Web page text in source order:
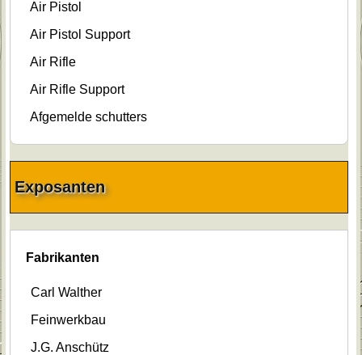
Air Pistol
Air Pistol Support
Air Rifle
Air Rifle Support
Afgemelde schutters
Exposanten
Fabrikanten
Carl Walther
Feinwerkbau
J.G. Anschütz